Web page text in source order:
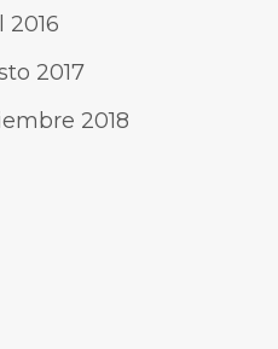
2016
2017
2018